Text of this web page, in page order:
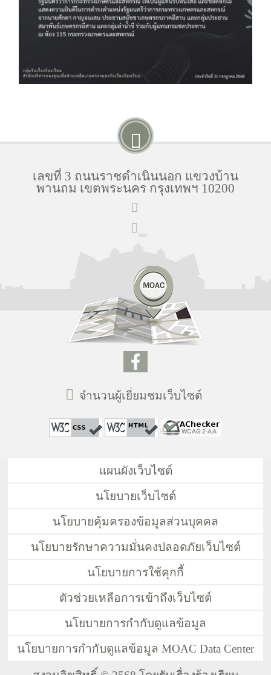
เลขที่ 3 ถนนราชดำเนินนอก แขวงบ้าน
พานถม เขตพระนคร กรุงเทพฯ 10200
จำนวนผู้เยี่ยมชมเว็บไซต์
แผนผังเว็บไซต์
นโยบายเว็บไซต์
นโยบายคุ้มครองข้อมูลส่วนบุคคล
นโยบายรักษาความมั่นคงปลอดภัยเว็บไซต์
นโยบายการใช้คุกกี้
ตัวช่วยเหลือการเข้าถึงเว็บไซต์
นโยบายการกำกับดูแลข้อมูล
นโยบายการกำกับดูแลข้อมูล MOAC Data Center